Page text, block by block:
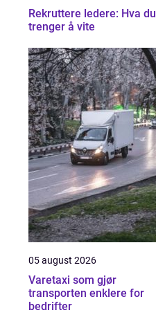
Rekruttere ledere: Hva du
trenger å vite
05 august 2026
Varetaxi som gjør
transporten enklere for
bedrifter